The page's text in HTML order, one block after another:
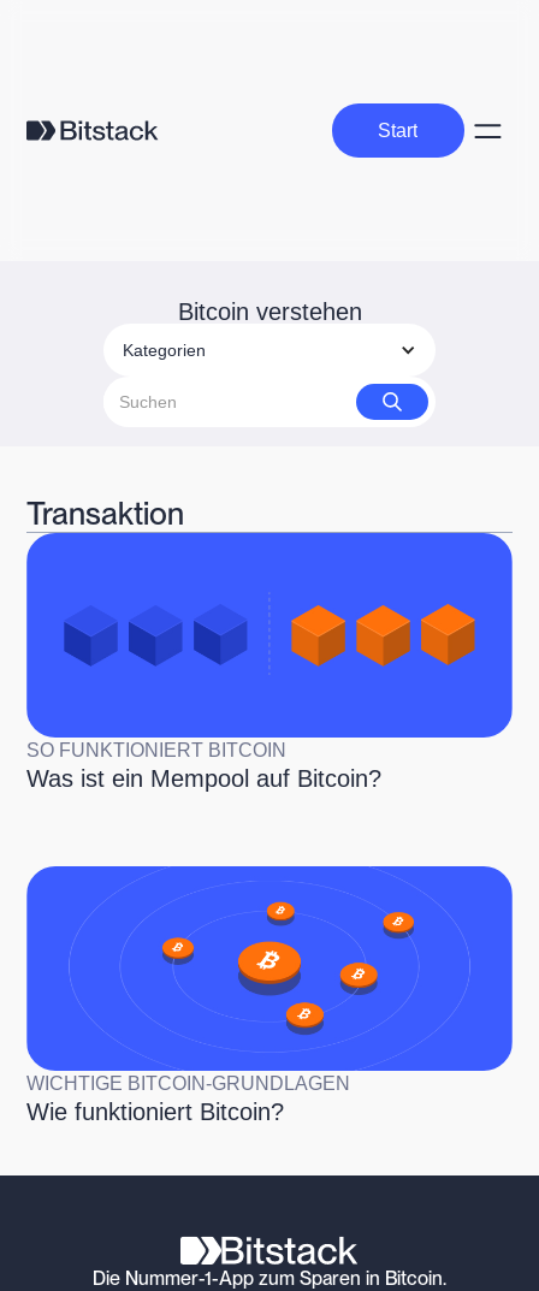
Start
Start
Bitcoin verstehen
Kategorien
Transaktion
SO FUNKTIONIERT BITCOIN
Was ist ein Mempool auf Bitcoin?
WICHTIGE BITCOIN-GRUNDLAGEN
Wie funktioniert Bitcoin?
Die Nummer-1-App zum Sparen in Bitcoin.